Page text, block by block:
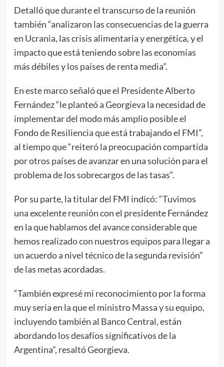
Detalló que durante el transcurso de la reunión
también “analizaron las consecuencias de la guerra
en Ucrania, las crisis alimentaria y energética, y el
impacto que está teniendo sobre las economías
más débiles y los países de renta media”.
En este marco señaló que el Presidente Alberto
Fernández “le planteó a Georgieva la necesidad de
implementar del modo más amplio posible el
Fondo de Resiliencia que está trabajando el FMI”,
al tiempo que “reiteró la preocupación compartida
por otros países de avanzar en una solución para el
problema de los sobrecargos de las tasas“.
Por su parte, la titular del FMI indicó: “Tuvimos
una excelente reunión con el presidente Fernández
en la que hablamos del avance considerable que
hemos realizado con nuestros equipos para llegar a
un acuerdo a nivel técnico de la segunda revisión”
de las metas acordadas.
“También expresé mi reconocimiento por la forma
muy seria en la que el ministro Massa y su equipo,
incluyendo también al Banco Central, están
abordando los desafíos significativos de la
Argentina”, resaltó Georgieva.